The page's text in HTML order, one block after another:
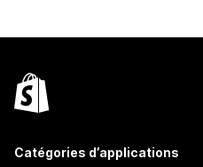
Catégories d’applications